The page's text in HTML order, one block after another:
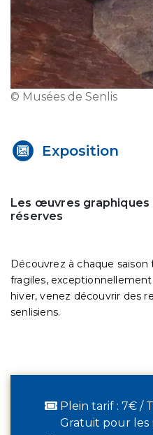
© Musées de Senlis
Exposition
Les œuvres
réserves
Découvrez à chaque
fragiles,
hiver, venez découvrir des
senlisiens.
Plein tarif : 7€ /
Gratuit pour les